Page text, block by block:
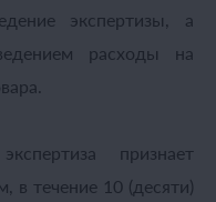
экспертизы, а
расходы на
признает
в течение 10 (десяти)